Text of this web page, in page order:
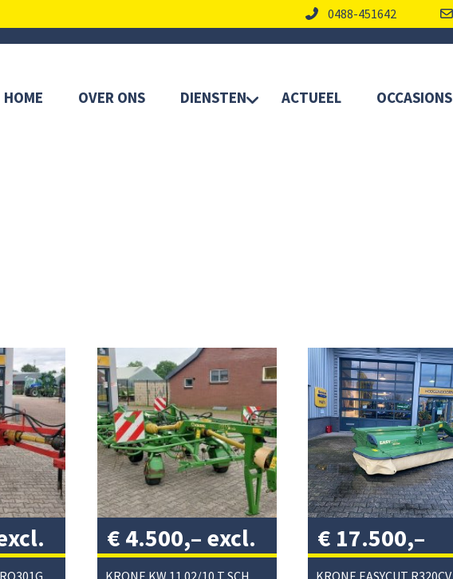
0488-451642
HOME OVER ONS DIENSTEN ACTUEEL OCCASIONS
€ 4.500,– excl.
€ 17.500,–